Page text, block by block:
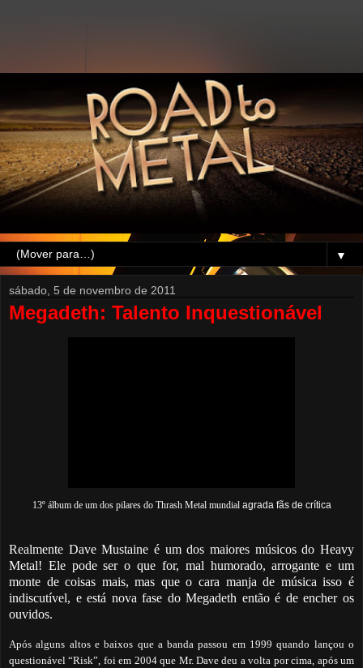
▼
sábado, 5 de novembro de 2011
Megadeth: Talento Inquestionável
13º álbum de um dos pilares do Thrash Metal mundialagrada fãs de crítica
Realmente Dave Mustaine é um dos maiores músicos do Heavy
Metal! Ele pode ser o que for, mal humorado, arrogante e um
monte de coisas mais, mas que o cara manja de música isso é
indiscutível, e está nova fase do Megadeth então é de encher os
ouvidos.
Após alguns altos e baixos que a banda passou em 1999 quando lançou o
questionável “Risk”, foi em 2004 que Mr. Dave deu a volta por cima, após um